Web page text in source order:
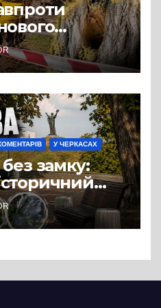
VARUS на
всохли
чи
У ЧЕРКАСАХ
замку: